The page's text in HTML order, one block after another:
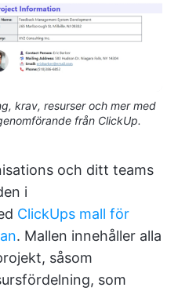
krav, resurser och mer med
från ClickUp.
och ditt teams
i
ClickUps mall för
. Mallen innehåller alla
såsom
som